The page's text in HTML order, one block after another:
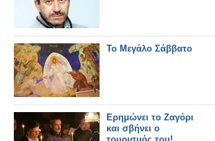
Το Μεγάλο Σάββατο
Eρημώνει το Ζαγόρι
και σβήνει ο